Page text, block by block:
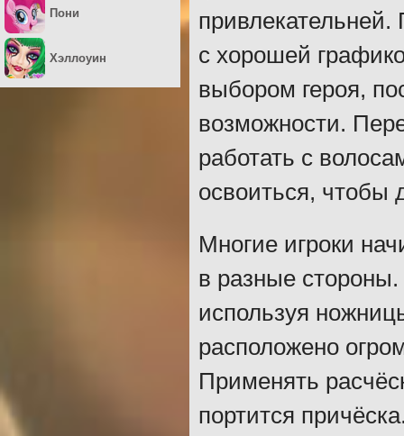
с хорошей
выбором героя,
возможности.
работать с
освоиться, чтобы
Многие игроки
в разные
используя
расположено
Применять
портится
Пони
Хэллоуин